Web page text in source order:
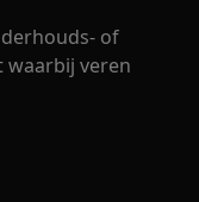
of
veren